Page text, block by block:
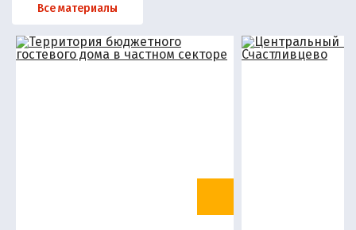
Все материалы